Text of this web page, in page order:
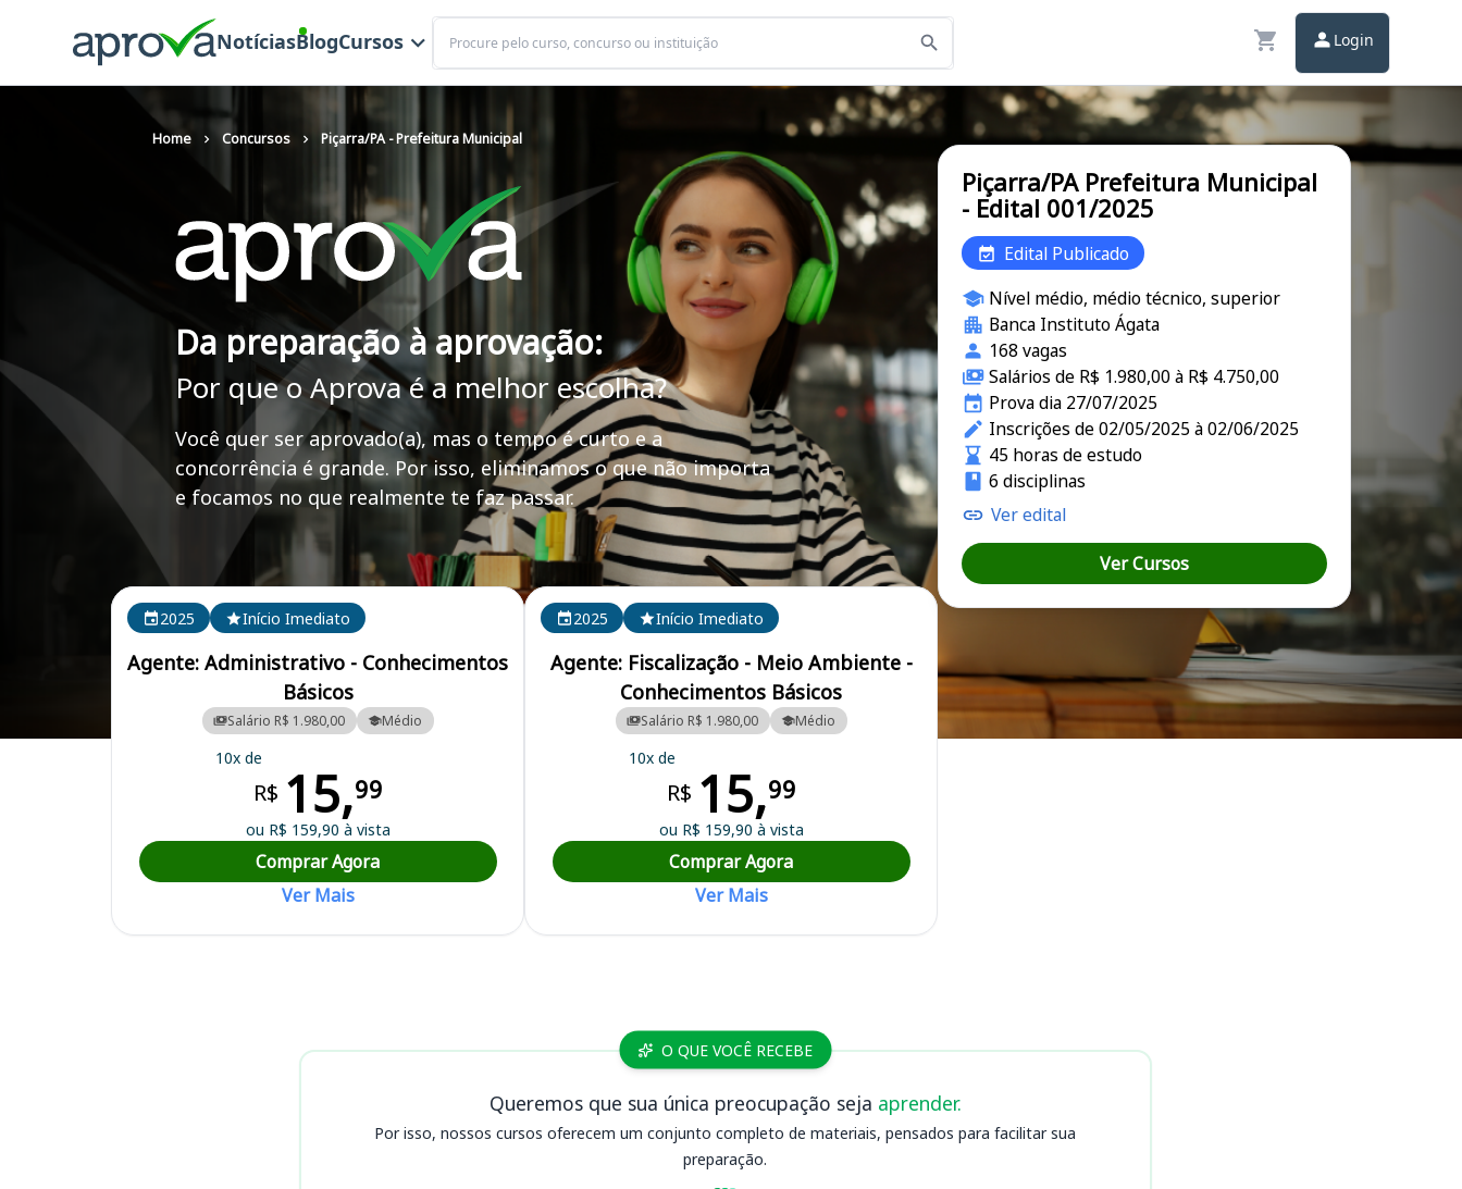
NotíciasBlogCursos
Buscar
Login
Home Concursos Piçarra/PA - Prefeitura Municipal
Da preparação à aprovação:
Por que o Aprova é a melhor escolha?
Você quer ser aprovado(a), mas o tempo é curto e a
concorrência é grande. Por isso, eliminamos o que não importa
e focamos no que realmente te faz passar.
Curso Preparatório para o Concurso Piçarra/PA - Prefeitura Municipal
Cursos em destaque para passar no concurso
2025
Início Imediato
Agente: Administrativo - Conhecimentos
Básicos
Salário R$ 1.980,00 Médio
10x de
R$ 15,99
ou R$ 159,90 à vista
Comprar Agora
Ver Mais
2025 Início Imediato
Agente: Fiscalização - Meio Ambiente -
Conhecimentos Básicos
Salário R$ 1.980,00 Médio
10x de
R$ 15,99
ou R$ 159,90 à vista
Comprar Agora
Ver Mais
Piçarra/PA Prefeitura Municipal
- Edital 001/2025
Edital Publicado
Nível médio, médio técnico, superior
Banca Instituto Ágata
168 vagas
Salários de R$ 1.980,00 à R$ 4.750,00
Prova dia 27/07/2025
Inscrições de 02/05/2025 à 02/06/2025
45 horas de estudo
6 disciplinas
Ver edital
Ver Cursos
O QUE VOCÊ RECEBE
Queremos que sua única preocupação seja aprender.
Por isso, nossos cursos oferecem um conjunto completo de materiais, pensados para facilitar sua
preparação.